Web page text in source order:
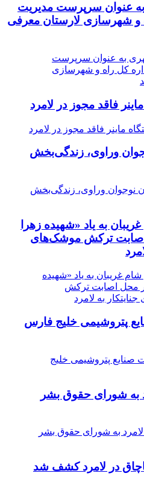
عنوان سرپرست مدیریت
و شهرسازی لارستان معرفی
وراوی، زندگی‌بخش
به یاد «شهیده زهرا
اصابت ترکش موشک‌های
پتروشیمی خلیج فارس
به شورای حقوق بشر